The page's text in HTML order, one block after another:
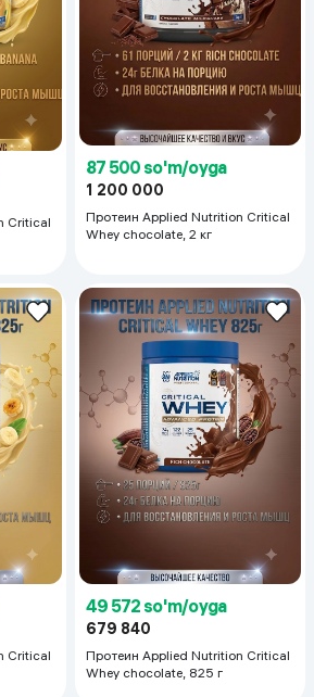
Critical
87 500 so'm/oyga
1 200 000
Протеин Applied Nutrition Critical
Whey chocolate, 2 кг
Critical
49 572 so'm/oyga
679 840
Протеин Applied Nutrition Critical
Whey chocolate, 825 г